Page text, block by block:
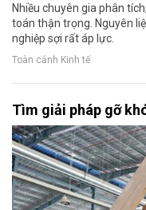
Nhiều chuyên gia phân
toán thận trọng. Nguyên
nghiệp sợi rất áp lực.
Toàn cảnh Kinh tế
Tìm giải pháp gỡ